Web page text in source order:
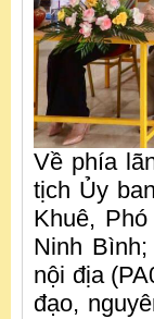
Về phía
tịch Ủy
Khuê,
Ninh
nội địa
đạo,